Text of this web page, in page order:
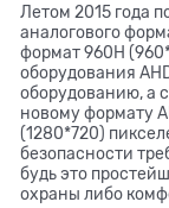
Летом 2015 года
аналогового
формат 960H
оборудования
оборудованию, а
новому формату
(1280*720)
безопасности
будь это
охраны либо